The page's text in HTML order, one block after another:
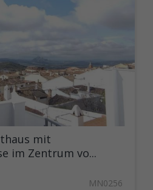
mit
im Zentrum vo...
MN0256